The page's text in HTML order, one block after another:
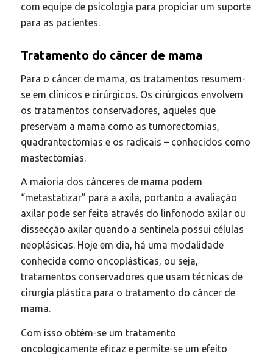
com equipe de psicologia para propiciar um suporte
para as pacientes.
Tratamento do câncer de mama
Para o câncer de mama, os tratamentos resumem-
se em clínicos e cirúrgicos. Os cirúrgicos envolvem
os tratamentos conservadores, aqueles que
preservam a mama como as tumorectomias,
quadrantectomias e os radicais – conhecidos como
mastectomias.
A maioria dos cânceres de mama podem
“metastatizar” para a axila, portanto a avaliação
axilar pode ser feita através do linfonodo axilar ou
dissecção axilar quando a sentinela possui células
neoplásicas. Hoje em dia, há uma modalidade
conhecida como oncoplásticas, ou seja,
tratamentos conservadores que usam técnicas de
cirurgia plástica para o tratamento do câncer de
mama.
Com isso obtém-se um tratamento
oncologicamente eficaz e permite-se um efeito